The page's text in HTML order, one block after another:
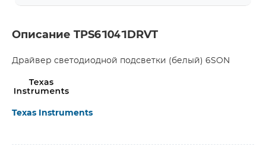
Описание TPS61041DRVT
Драйвер светодиодной подсветки (белый) 6SON
Texas Instruments